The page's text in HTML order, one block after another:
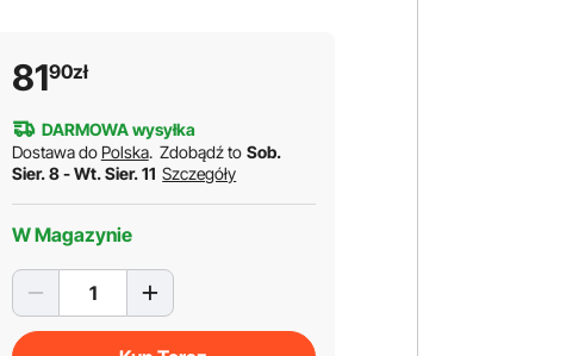
8190zł
DARMOWA wysyłka
Dostawa do Polska. Zdobądź to Sob.
Sier. 8 - Wt. Sier. 11 Szczegóły
W Magazynie